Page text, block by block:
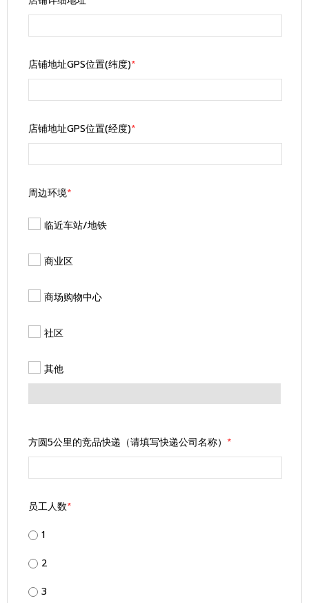
店铺地址GPS位置(纬度)*
店铺地址GPS位置(经度)*
周边环境*
临近车站/地铁
商业区
商场购物中心
社区
其他
方圆5公里的竞品快递（请填写快递公司名称） *
员工人数*
1
2
3